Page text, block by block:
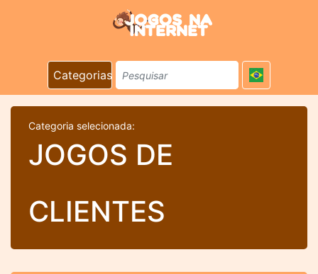
Categorias
Categoria selecionada:
JOGOS DE
CLIENTES